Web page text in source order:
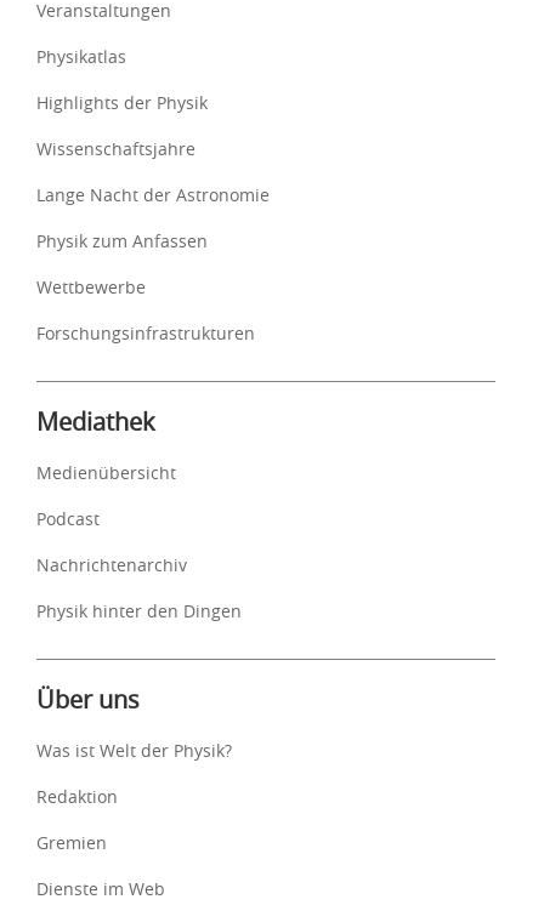
Veranstaltungen
Physikatlas
Highlights der Physik
Wissenschaftsjahre
Lange Nacht der Astronomie
Physik zum Anfassen
Wettbewerbe
Forschungsinfrastrukturen
Mediathek
Medienübersicht
Podcast
Nachrichtenarchiv
Physik hinter den Dingen
Über uns
Was ist Welt der Physik?
Redaktion
Gremien
Dienste im Web